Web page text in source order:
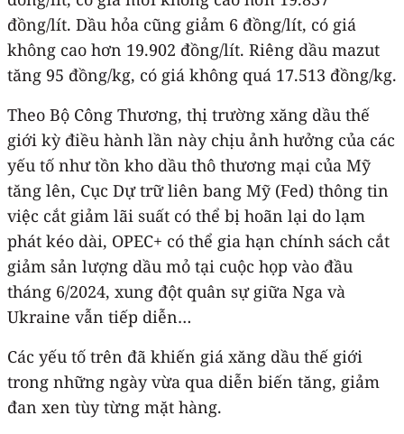
đồng/lít. Dầu hỏa cũng giảm 6 đồng/lít, có giá
không cao hơn 19.902 đồng/lít. Riêng dầu mazut
tăng 95 đồng/kg, có giá không quá 17.513 đồng/kg.
Theo Bộ Công Thương, thị trường xăng dầu thế
giới kỳ điều hành lần này chịu ảnh hưởng của các
yếu tố như tồn kho dầu thô thương mại của Mỹ
tăng lên, Cục Dự trữ liên bang Mỹ (Fed) thông tin
việc cắt giảm lãi suất có thể bị hoãn lại do lạm
phát kéo dài, OPEC+ có thể gia hạn chính sách cắt
giảm sản lượng dầu mỏ tại cuộc họp vào đầu
tháng 6/2024, xung đột quân sự giữa Nga và
Ukraine vẫn tiếp diễn…
Các yếu tố trên đã khiến giá xăng dầu thế giới
trong những ngày vừa qua diễn biến tăng, giảm
đan xen tùy từng mặt hàng.